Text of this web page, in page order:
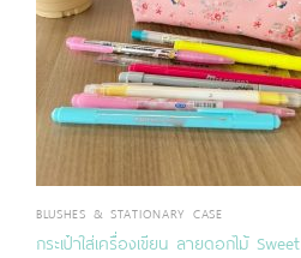
BLUSHES & STATIONARY CASE
กระเป๋าใส่เครื่องเขียน ลายดอกไม้ Sweet